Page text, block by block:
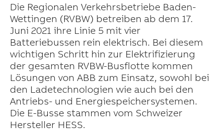
Die Regionalen Verkehrsbetriebe Baden-
Wettingen (RVBW) betreiben ab dem 17.
Juni 2021 ihre Linie 5 mit vier
Batteriebussen rein elektrisch. Bei diesem
wichtigen Schritt hin zur Elektrifizierung
der gesamten RVBW-Busflotte kommen
Lösungen von ABB zum Einsatz, sowohl bei
den Ladetechnologien wie auch bei den
Antriebs- und Energiespeichersystemen.
Die E-Busse stammen vom Schweizer
Hersteller HESS.